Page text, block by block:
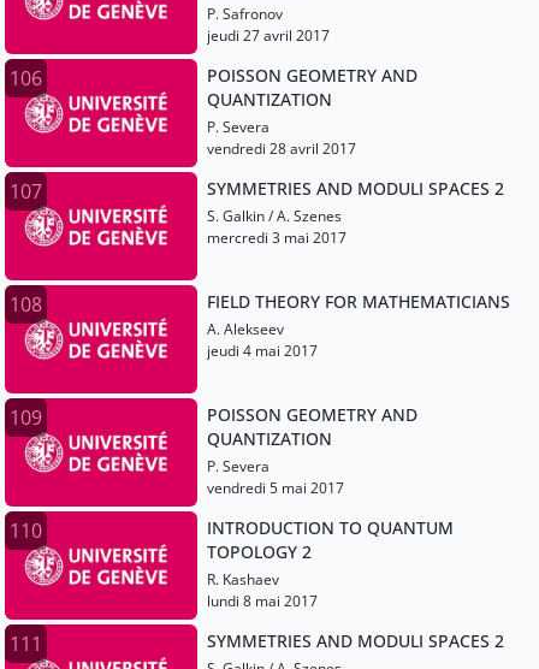
P. Safronov
jeudi 27 avril 2017
106
POISSON GEOMETRY AND
QUANTIZATION
P. Severa
vendredi 28 avril 2017
107 SYMMETRIES AND MODULI SPACES 2
S. Galkin / A. Szenes
mercredi 3 mai 2017
108 FIELD THEORY FOR MATHEMATICIANS
A. Alekseev
jeudi 4 mai 2017
109
POISSON GEOMETRY AND
QUANTIZATION
P. Severa
vendredi 5 mai 2017
110
INTRODUCTION TO QUANTUM
TOPOLOGY 2
R. Kashaev
lundi 8 mai 2017
111 SYMMETRIES AND MODULI SPACES 2